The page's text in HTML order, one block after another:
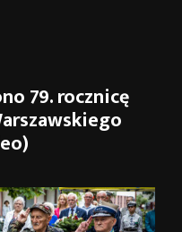
79. rocznicę